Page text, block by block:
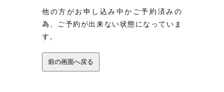
他の方がお申し込み中かご予約済みの
為、ご予約が出来ない状態になっていま
す。